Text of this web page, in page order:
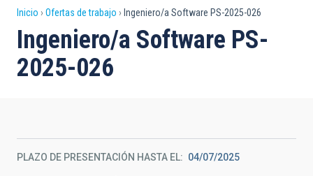
Sobrescribir
enlaces
de
la
navegación
Inicio Ofertas de trabajo Ingeniero/a Software PS-2025-026
Ingeniero/a Software PS-
2025-026
PLAZO DE PRESENTACIÓN HASTA EL 04/07/2025